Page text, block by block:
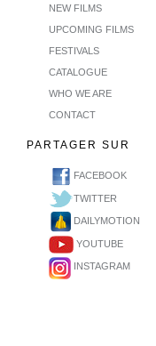
NEW FILMS
UPCOMING FILMS
FESTIVALS
CATALOGUE
WHO WE ARE
CONTACT
PARTAGER SUR
FACEBOOK
TWITTER
DAILYMOTION
YOUTUBE
INSTAGRAM